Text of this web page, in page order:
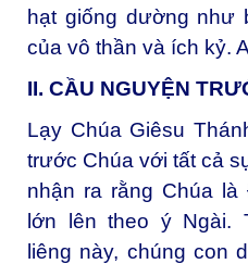
hạt giống dường như
của vô thần và ích kỷ.
II. CẦU NGUYỆN
Lạy Chúa Giêsu
trước Chúa với tất cả
nhận ra rằng Chúa
lớn lên theo ý Ngài.
liêng này, chúng con